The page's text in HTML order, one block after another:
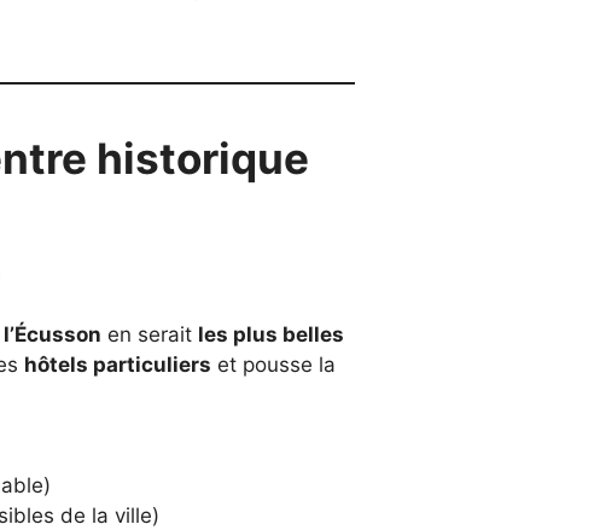
historique
en serait les plus belles
hôtels particuliers et pousse la
de la ville)